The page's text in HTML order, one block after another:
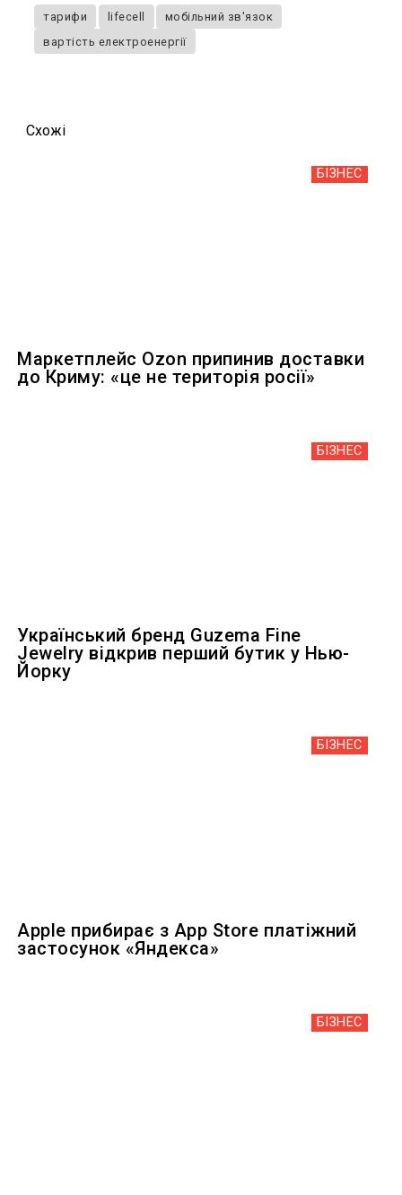
тарифи lifecell
мобільний зв'язок
вартість електроенергії
Схожi
БІЗНЕС
Маркетплейс Ozon припинив доставки
до Криму: «це не територія росії»
БІЗНЕС
Український бренд Guzema Fine
Jewelry відкрив перший бутик у Нью-
Йорку
БІЗНЕС
Apple прибирає з App Store платіжний
застосунок «Яндекса»
БІЗНЕС